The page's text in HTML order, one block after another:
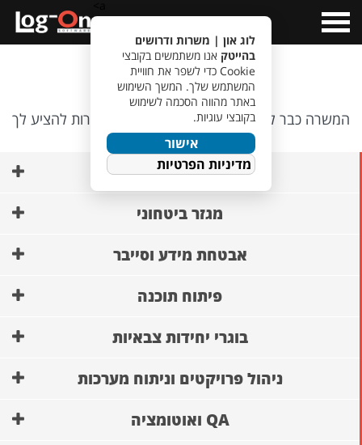
Menu
אופס…
המשרה כבר לא קיימת, אבל יש לנו משרות אחרות להציע לך
🙂
AI ופיתוח מודלים
מגזר ביטחוני
אבטחת מידע וסייבר
פיתוח תוכנה
בוגרי יחידות צבאיות
ניהול פרויקטים וניתוח מערכות
QA ואוטומציה
לוג און | משרות ודרושים
בהייטק אנו משתמשים בקובצי
Cookie כדי לשפר את חוויית
המשתמש שלך. המשך השימוש
באתר מהווה הסכמה לשימוש
בקובצי עוגיות.
אישור
מדיניות הפרטיות